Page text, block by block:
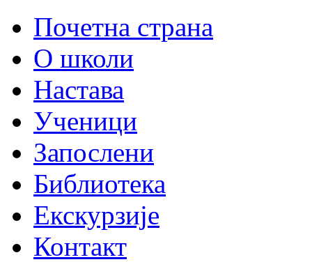
Почетна страна
О школи
Настава
Ученици
Запослени
Библиотека
Екскурзије
Контакт